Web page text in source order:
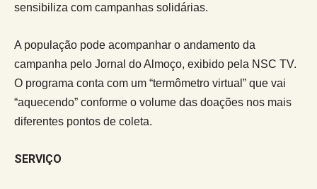
sensibiliza com campanhas solidárias.
A população pode acompanhar o andamento da
campanha pelo Jornal do Almoço, exibido pela NSC TV.
O programa conta com um “termômetro virtual” que vai
“aquecendo” conforme o volume das doações nos mais
diferentes pontos de coleta.
SERVIÇO